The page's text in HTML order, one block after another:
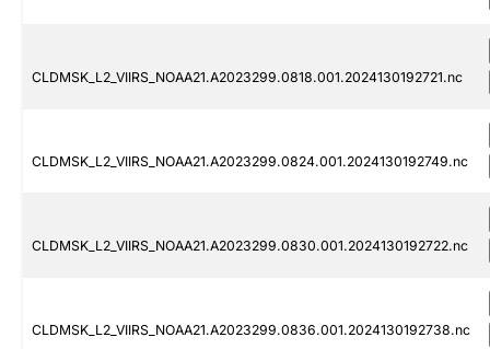
CLDMSK_L2_VIIRS_NOAA21.A2023299.0818.001.2024130192721.nc
CLDMSK_L2_VIIRS_NOAA21.A2023299.0824.001.2024130192749.nc
CLDMSK_L2_VIIRS_NOAA21.A2023299.0830.001.2024130192722.nc
CLDMSK_L2_VIIRS_NOAA21.A2023299.0836.001.2024130192738.nc